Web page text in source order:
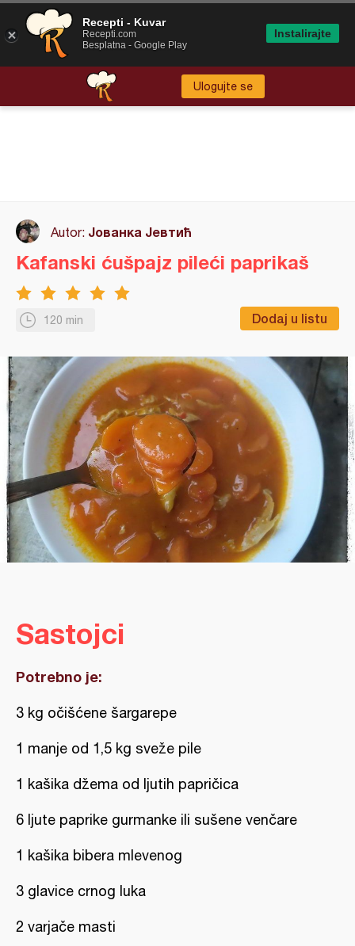
Ulogujte se
Autor: Јованка Јевтић
120 min Dodaj u listu
Kafanski ćušpajz pileći paprikaš
Sastojci
Potrebno je:
3 kg očišćene šargarepe
1 manje od 1,5 kg sveže pile
1 kašika džema od ljutih papričica
6 ljute paprike gurmanke ili sušene venčare
1 kašika bibera mlevenog
3 glavice crnog luka
2 varjače masti
Recepti - Kuvar
Recepti.com
Besplatna - Google Play
Instalirajte